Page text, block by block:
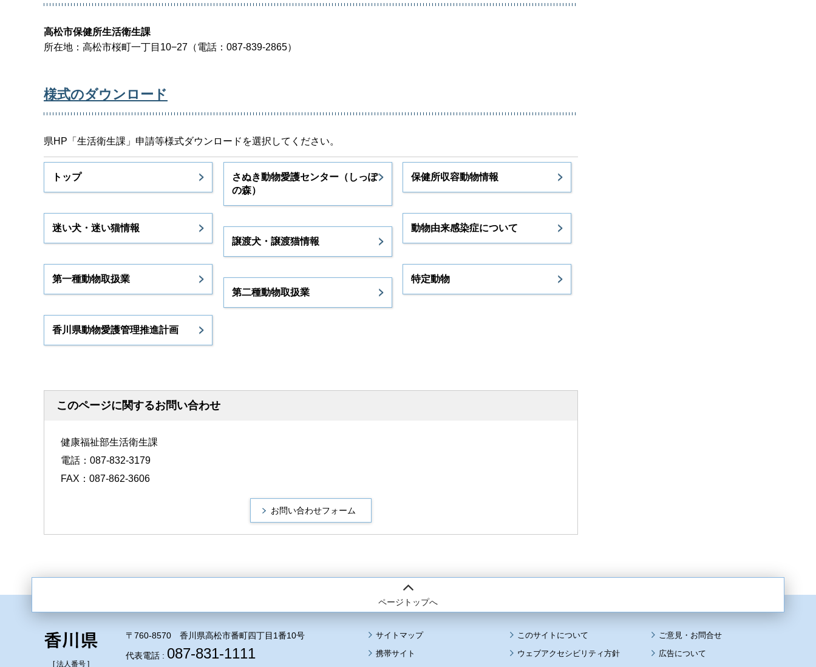
高松市保健所生活衛生課
所在地：高松市桜町一丁目10−27（電話：087-839-2865）
様式のダウンロード
県HP「生活衛生課」申請等様式ダウンロードを選択してください。
トップ
迷い犬・迷い猫情報
第一種動物取扱業
香川県動物愛護管理推進計画
さぬき動物愛護センター（しっぽ
の森）
譲渡犬・譲渡猫情報
第二種動物取扱業
保健所収容動物情報
動物由来感染症について
特定動物
このページに関するお問い合わせ
健康福祉部生活衛生課
電話：087-832-3179
FAX：087-862-3606
ページトップへ
[ 法人番号 ]
〒760-8570 香川県高松市番町四丁目1番10号
代表電話 : 087-831-1111
サイトマップ
このサイトについて
携帯サイト
ウェブアクセシビリティ方針 広告について